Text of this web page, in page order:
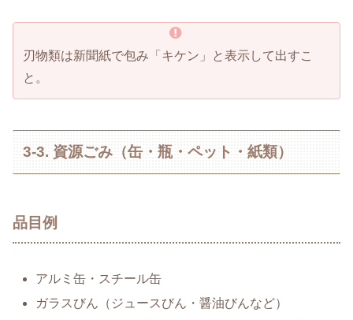
刃物類は新聞紙で包み「キケン」と表示して出すこ
と。
3-3. 資源ごみ（缶・瓶・ペット・紙類）
品目例
アルミ缶・スチール缶
ガラスびん（ジュースびん・醤油びんなど）